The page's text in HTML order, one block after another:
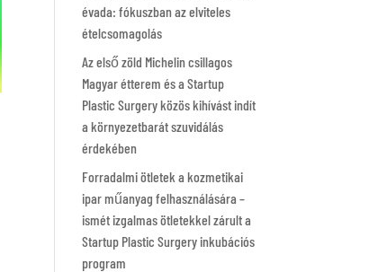
évada: fókuszban az elviteles
ételcsomagolás
Az első zöld Michelin csillagos
Magyar étterem és a Startup
Plastic Surgery közös kihívást indít
a környezetbarát szuvidálás
érdekében
Forradalmi ötletek a kozmetikai
ipar műanyag felhasználására –
ismét izgalmas ötletekkel zárult a
Startup Plastic Surgery inkubációs
program